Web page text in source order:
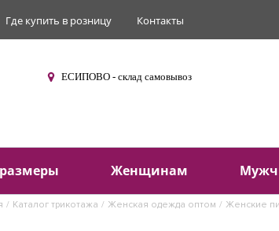
Где купить в розницу Контакты
ЕСИПОВО - склад самовывоз
Женщинам
/ Каталог трикотажа / Женская одежда оптом / Женские